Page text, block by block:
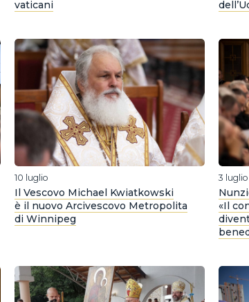
vaticani
10 luglio
Il Vescovo Michael Kwiatkowski
è il nuovo Arcivescovo Metropolita
di Winnipeg
3 luglio
«Il